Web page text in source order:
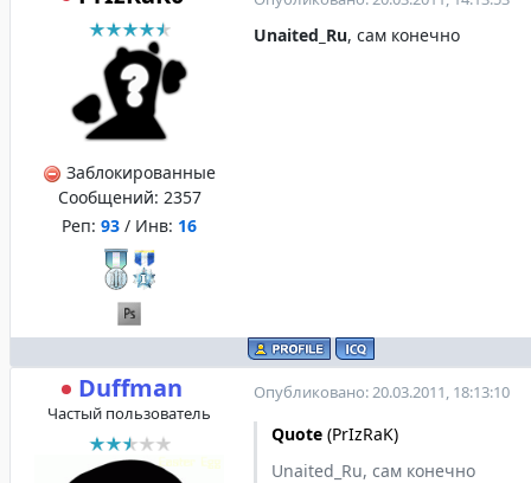
Заблокированные
Сообщений: 2357
Реп: 93 / Инв: 16
Unaited_Ru, сам конечно
Duffman
Частый пользователь
Опубликовано: 20.03.2011, 18:13:10
Quote (PrIzRaK)
Unaited_Ru, сам конечно